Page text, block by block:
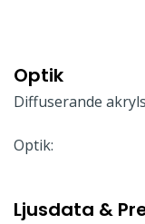
Optik
Diffuserande
Optik:
Ljusdata &